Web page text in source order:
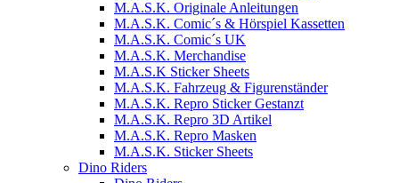
M.A.S.K. Originale Anleitungen
M.A.S.K. Comic´s & Hörspiel Kassetten
M.A.S.K. Comic´s UK
M.A.S.K. Merchandise
M.A.S.K Sticker Sheets
M.A.S.K. Fahrzeug & Figurenständer
M.A.S.K. Repro Sticker Gestanzt
M.A.S.K. Repro 3D Artikel
M.A.S.K. Repro Masken
M.A.S.K. Sticker Sheets
Dino Riders